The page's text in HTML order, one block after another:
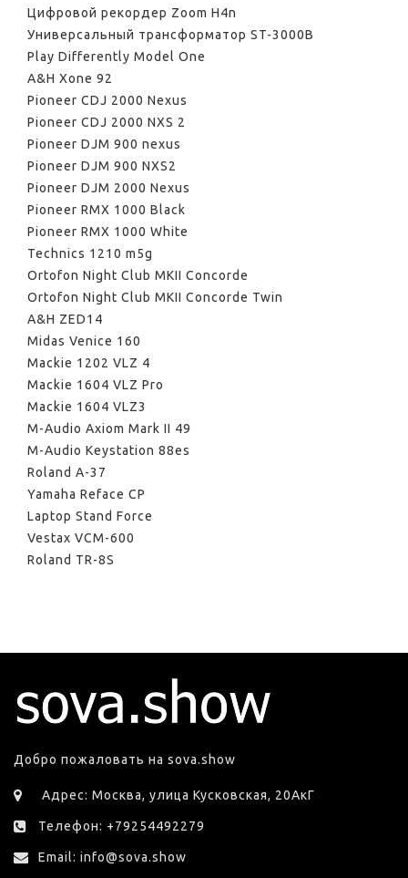
Цифровой рекордер Zoom H4n
Универсальный трансформатор ST-3000B
Play Differently Model One
A&H Xone 92
Pioneer CDJ 2000 Nexus
Pioneer CDJ 2000 NXS 2
Pioneer DJM 900 nexus
Pioneer DJM 900 NXS2
Pioneer DJM 2000 Nexus
Pioneer RMX 1000 Black
Pioneer RMX 1000 White
Technics 1210 m5g
Ortofon Night Club MKII Concorde
Ortofon Night Club MKII Concorde Twin
A&H ZED14
Midas Venice 160
Mackie 1202 VLZ 4
Mackie 1604 VLZ Pro
Mackie 1604 VLZ3
M-Audio Axiom Mark II 49
M-Audio Keystation 88es
Roland A-37
Yamaha Reface CP
Laptop Stand Force
Vestax VCM-600
Roland TR-8S
Добро пожаловать на sova.show
Адрес: Москва, улица Кусковская, 20АкГ
Телефон: +79254492279
Email: info@sova.show